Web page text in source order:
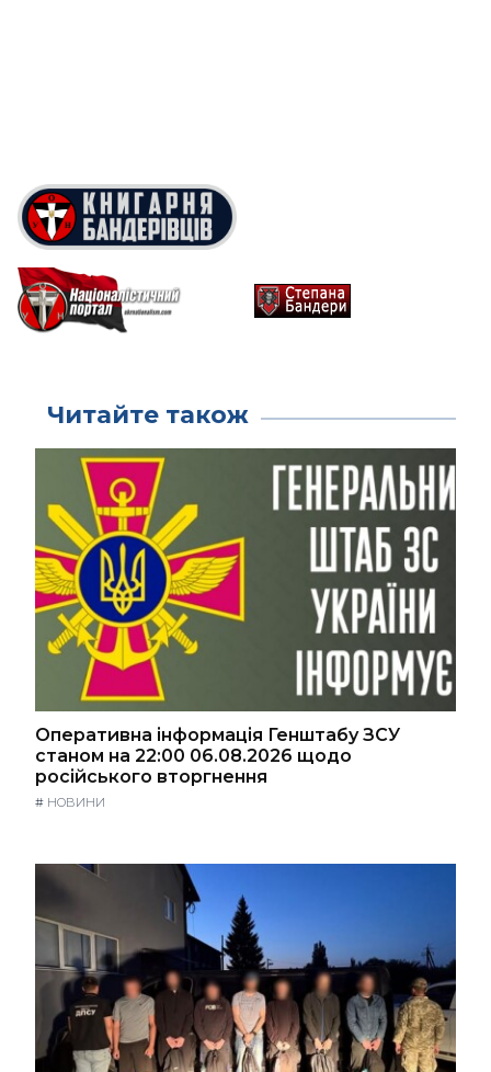
Читайте також
Оперативна інформація Генштабу ЗСУ
станом на 22:00 06.08.2026 щодо
російського вторгнення
# НОВИНИ